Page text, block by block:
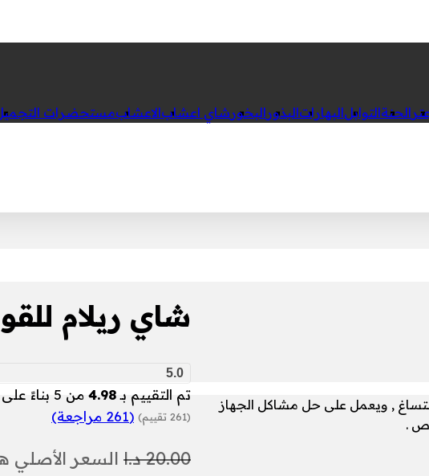
مستحضراتالاعشابشاي اعشاب البخور البذورالبهاراتالتوابلالحنة
شاي ريلام
5.0
تم التقييم بـ4.98 من 5 بناءً على تقييم
(261 تقييم) (
261 مراجعة)
20.00 د.ا السعر الأصلي هو: 20.00
, ويعمل على حل مشاكل الجهاز
.